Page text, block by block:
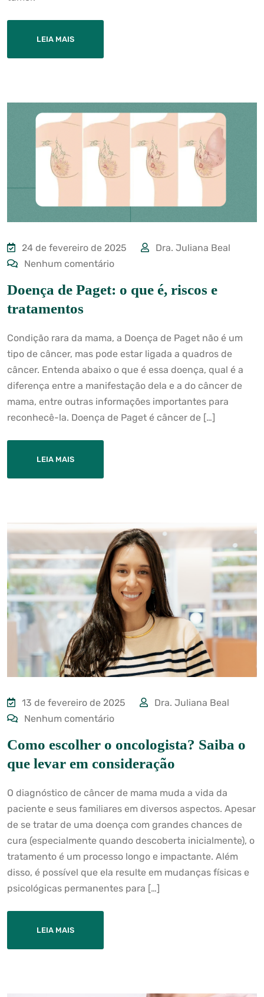
LEIA MAIS
24 de fevereiro de 2025
Dra. Juliana Beal
Nenhum comentário
Doença de Paget: o que é, riscos e
tratamentos
Condição rara da mama, a Doença de Paget não é um
tipo de câncer, mas pode estar ligada a quadros de
câncer. Entenda abaixo o que é essa doença, qual é a
diferença entre a manifestação dela e a do câncer de
mama, entre outras informações importantes para
reconhecê-la. Doença de Paget é câncer de […]
LEIA MAIS
13 de fevereiro de 2025
Dra. Juliana Beal
Nenhum comentário
Como escolher o oncologista? Saiba o
que levar em consideração
O diagnóstico de câncer de mama muda a vida da
paciente e seus familiares em diversos aspectos. Apesar
de se tratar de uma doença com grandes chances de
cura (especialmente quando descoberta inicialmente), o
tratamento é um processo longo e impactante. Além
disso, é possível que ela resulte em mudanças físicas e
psicológicas permanentes para […]
LEIA MAIS